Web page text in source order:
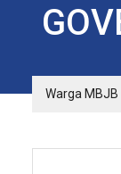
Warga MBJB